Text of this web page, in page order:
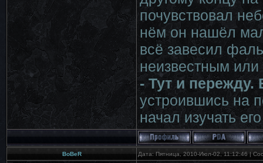
почувствовал
нём он нашёл
всё завесил
неизвестным
- Тут и пережду.
устроившись на
начал изучать
BoBeR Дата: Пятница, 2010-Июл-02, 11:12:46 |